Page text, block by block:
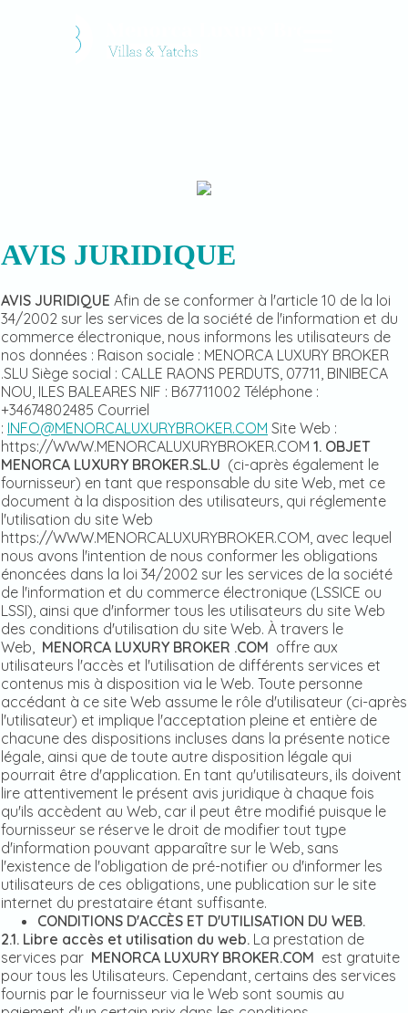
AVIS JURIDIQUE
AVIS JURIDIQUE Afin de se conformer à l'article 10 de la loi
34/2002 sur les services de la société de l'information et du
commerce électronique, nous informons les utilisateurs de
nos données : Raison sociale : MENORCA LUXURY BROKER
.SLU Siège social : CALLE RAONS PERDUTS, 07711, BINIBECA
NOU, ILES BALEARES NIF : B67711002 Téléphone :
+34674802485 Courriel
: INFO@MENORCALUXURYBROKER.COM Site Web :
https://WWW.MENORCALUXURYBROKER.COM 1. OBJET
MENORCA LUXURY BROKER.SL.U (ci-après également le
fournisseur) en tant que responsable du site Web, met ce
document à la disposition des utilisateurs, qui réglemente
l'utilisation du site Web
https://WWW.MENORCALUXURYBROKER.COM, avec lequel
nous avons l'intention de nous conformer les obligations
énoncées dans la loi 34/2002 sur les services de la société
de l'information et du commerce électronique (LSSICE ou
LSSI), ainsi que d'informer tous les utilisateurs du site Web
des conditions d'utilisation du site Web. À travers le
Web, MENORCA LUXURY BROKER .COM offre aux
utilisateurs l'accès et l'utilisation de différents services et
contenus mis à disposition via le Web. Toute personne
accédant à ce site Web assume le rôle d'utilisateur (ci-après
l'utilisateur) et implique l'acceptation pleine et entière de
chacune des dispositions incluses dans la présente notice
légale, ainsi que de toute autre disposition légale qui
pourrait être d'application. En tant qu'utilisateurs, ils doivent
lire attentivement le présent avis juridique à chaque fois
qu'ils accèdent au Web, car il peut être modifié puisque le
fournisseur se réserve le droit de modifier tout type
d'information pouvant apparaître sur le Web, sans
l'existence de l'obligation de pré-notifier ou d'informer les
utilisateurs de ces obligations, une publication sur le site
internet du prestataire étant suffisante.
CONDITIONS D'ACCÈS ET D'UTILISATION DU WEB.
2.1. Libre accès et utilisation du web. La prestation de
services par MENORCA LUXURY BROKER.COM est gratuite
pour tous les Utilisateurs. Cependant, certains des services
fournis par le fournisseur via le Web sont soumis au